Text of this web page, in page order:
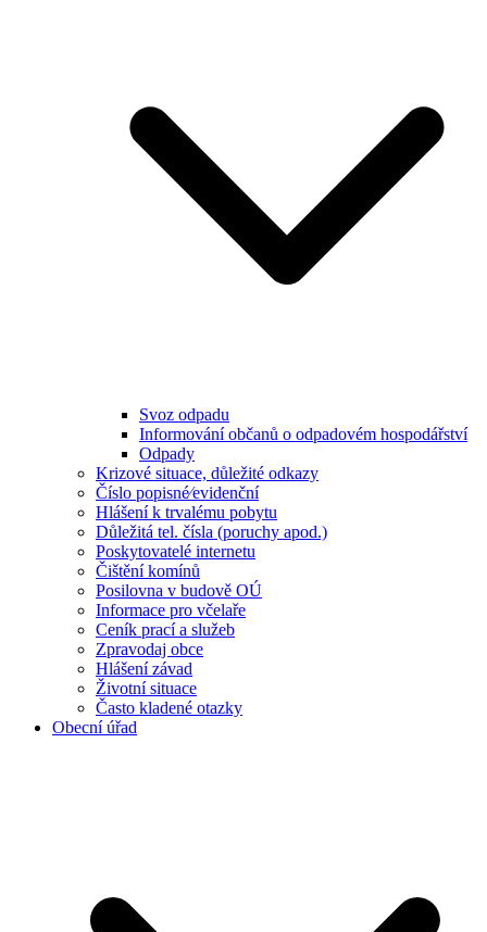
Svoz odpadu
Informování občanů o odpadovém hospodářství
Odpady
Krizové situace, důležité odkazy
Číslo popisné⁄evidenční
Hlášení k trvalému pobytu
Důležitá tel. čísla (poruchy apod.)
Poskytovatelé internetu
Čištění komínů
Posilovna v budově OÚ
Informace pro včelaře
Ceník prací a služeb
Zpravodaj obce
Hlášení závad
Životní situace
Často kladené otazky
Obecní úřad